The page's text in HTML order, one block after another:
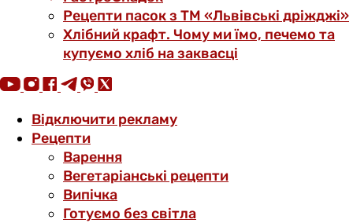
Рецепти пасок з ТМ «Львівські дріжджі»
Хлібний крафт. Чому ми їмо, печемо та
купуємо хліб на заквасці
Відключити рекламу
Рецепти
Варення
Вегетаріанські рецепти
Випічка
Готуємо без світла